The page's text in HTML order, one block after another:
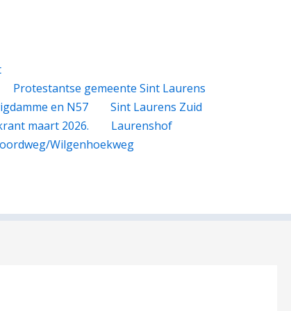
Protestantse gemeente Sint Laurens
en N57
Sint Laurens Zuid
maart 2026.
Laurenshof
Wilgenhoekweg